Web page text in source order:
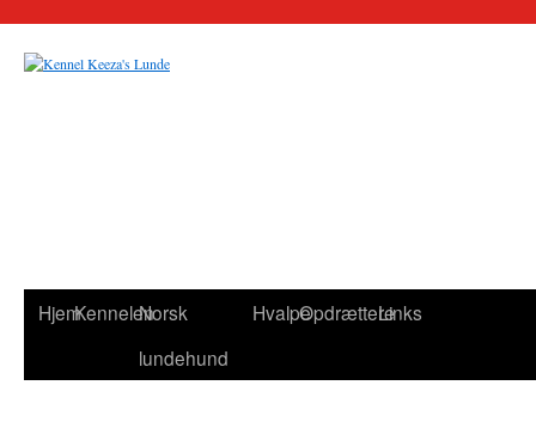
HjemKennelenNorsk
lundehund
HvalpeOpdrættereLinks